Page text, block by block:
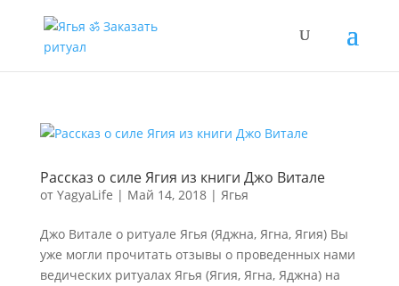
Рассказ о силе Ягия из книги Джо Витале
от YagyaLife | Май 14, 2018| Ягья
Джо Витале о ритуале Ягья (Яджна, Ягна, Ягия) Вы
уже могли прочитать отзывы о проведенных нами
ведических ритуалах Ягья (Ягия, Ягна, Яджна) на